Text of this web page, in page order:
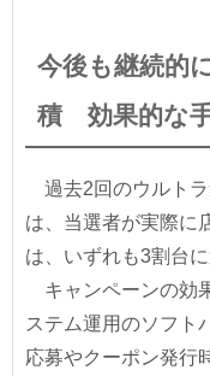
今後も継続的
積 効果的な
過去2回のウルト
は、当選者が実際に
は、いずれも3割台に
キャンペーンの効
ステム運用のソフト
応募やクーポン発行